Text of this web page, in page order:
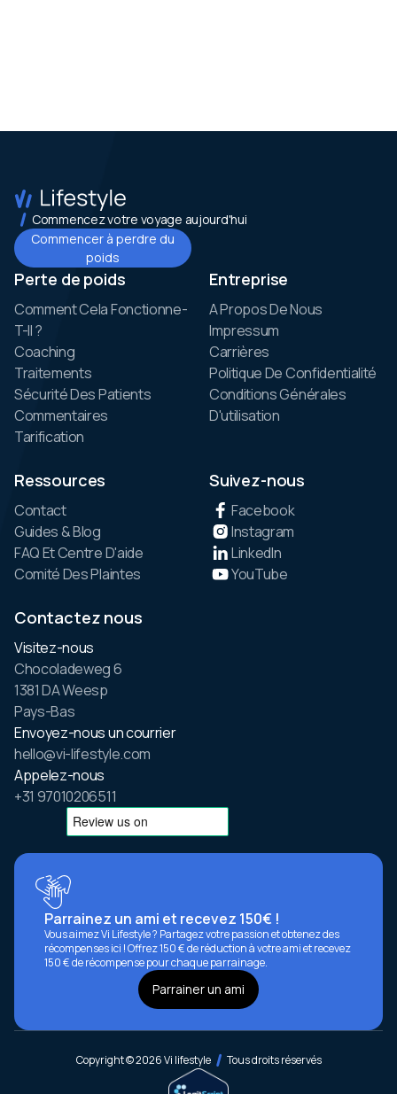
Commencez votre voyage aujourd'hui
Commencer à perdre du
poids
Perte de poids
Comment Cela Fonctionne-
T-Il ?
Coaching
Traitements
Sécurité Des Patients
Commentaires
Tarification
Entreprise
A Propos De Nous
Impressum
Carrières
Politique De Confidentialité
Conditions Générales
D'utilisation
Ressources
Contact
Guides & Blog
FAQ Et Centre D'aide
Comité Des Plaintes
Suivez-nous
Facebook
Instagram
LinkedIn
YouTube
Contactez nous
Visitez-nous
Chocoladeweg 6
1381 DA Weesp
Pays-Bas
Envoyez-nous un courrier
hello@vi-lifestyle.com
Appelez-nous
+31 97010206511
Parrainez un ami et recevez 150€ !
Vous aimez Vi Lifestyle ? Partagez votre passion et obtenez des
récompenses ici ! Offrez 150 € de réduction à votre ami et recevez
150 € de récompense pour chaque parrainage.
Parrainer un ami
Copyright © 2026 Vi lifestyle Tous droits réservés